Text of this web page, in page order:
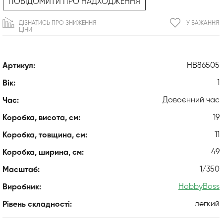
Артикул: HB86505
Вік: 1
Час: Довоєнний час
Коробка, висота, см: 19
Коробка, товщина, см: 11
Коробка, ширина, см: 49
Масштаб: 1/350
Виробник: HobbyBoss
Рівень складності: легкий
ПОВІДОМИТИ ПРО НАДХОДЖЕННЯ
У БАЖАННЯ
ДІЗНАТИСЬ ПРО ЗНИЖЕННЯ
ЦІНИ